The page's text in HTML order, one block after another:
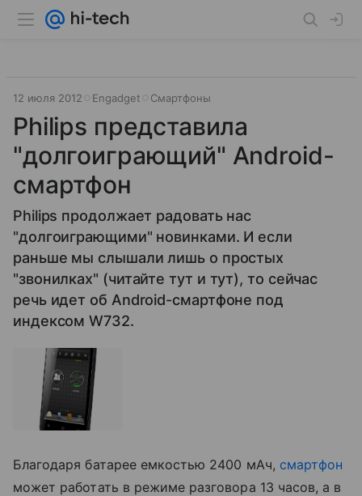
12 июля 2012 Engadget Смартфоны
Philips представила
"долгоиграющий" Android-
смартфон
Philips продолжает радовать нас
"долгоиграющими" новинками. И если
раньше мы слышали лишь о простых
"звонилках" (читайте тут и тут), то сейчас
речь идет об Android-смартфоне под
индексом W732.
Благодаря батарее емкостью 2400 мАч, смартфон
может работать в режиме разговора 13 часов, а в